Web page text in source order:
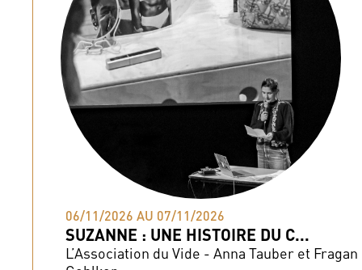
06/11/2026 AU 07/11/2026
SUZANNE : UNE HISTOIRE DU C...
L’Association du Vide - Anna Tauber et Fragan